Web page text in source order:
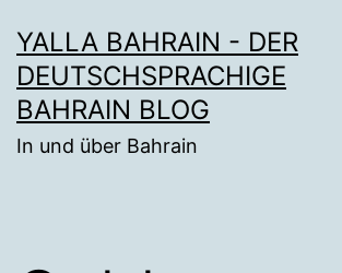
Inhalt
springen
YALLA BAHRAIN - DER
DEUTSCHSPRACHIGE
BAHRAIN BLOG
In und über Bahrain